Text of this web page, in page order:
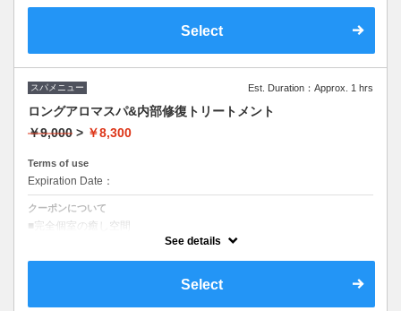
■３０分のロングスパ
Select
スパメニュー Est. Duration：Approx. 1 hrs
ロングアロマスパ&内部修復トリートメント
￥9,000 > ￥8,300
Terms of use
Expiration Date：
クーポンについて
■完全個室の癒し空間
■美髪ケア付き ■所要時間(目安)60分間
See details
Select